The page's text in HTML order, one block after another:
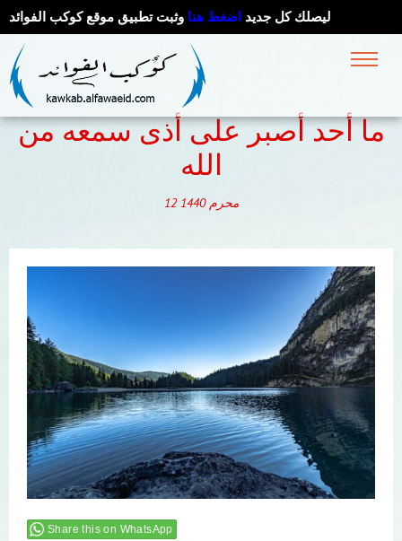
ليصلك كل جديد اضغط هنا وثبت تطبيق موقع كوكب الفوائد
ما أحد أصبر على أذى سمعه من
الله
12 محرم 1440
Share this on WhatsApp